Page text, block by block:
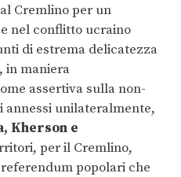
Cremlino per un
nel conflitto ucraino
di estrema delicatezza
in maniera
assertiva sulla non-
unilateralmente,
Kherson e
per il Cremlino,
popolari che